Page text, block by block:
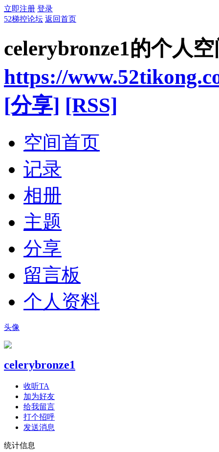
立即注册 登录
52梯控论坛 返回首页
celerybronze1的个人
https://
[分享] [RSS]
空间首页
记录
相册
主题
分享
留言板
个人资料
头像
celerybronze1
收听TA
加为好友
给我留言
打个招呼
发送消息
统计信息